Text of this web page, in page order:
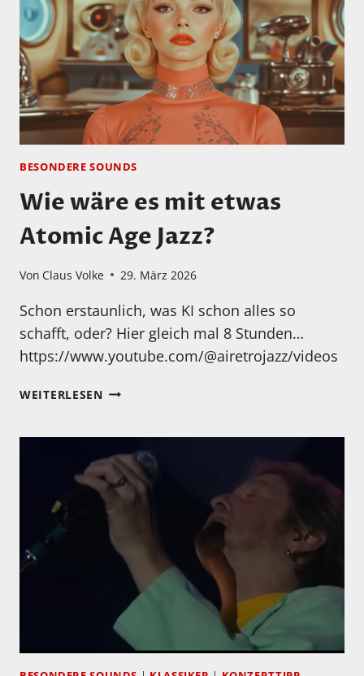
BESONDERE SOUNDS
Wie wäre es mit etwas
Atomic Age Jazz?
Von Claus Volke 29. März 2026
Schon erstaunlich, was KI schon alles so
schafft, oder? Hier gleich mal 8 Stunden…
https://www.youtube.com/@airetrojazz/videos
WEITERLESENWIE
ETWAS
ATOMIC
AGE